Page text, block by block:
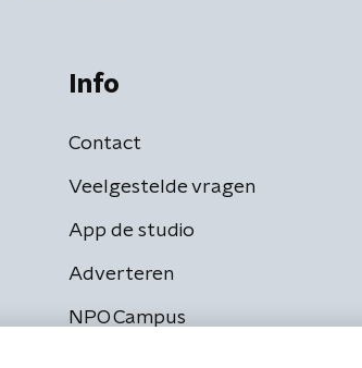
Info
Contact
Veelgestelde vragen
App de studio
Adverteren
NPO Campus